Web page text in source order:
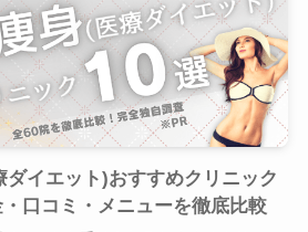
イエット)おすすめクリニック
口コミ・メニューを徹底比較